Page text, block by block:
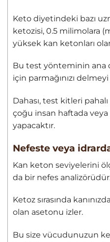
Keto diyetindeki bazı
ketozisi, 0.5 milimolara
yüksek kan ketonları
Bu test yönteminin ana
için parmağınızı
Dahası, test kitleri
çoğu insan haftada
yapacaktır.
Nefeste veya
Kan keton seviyelerini
da bir nefes
Ketoz sırasında
olan asetonu izler.
Bu size vücudunuzun